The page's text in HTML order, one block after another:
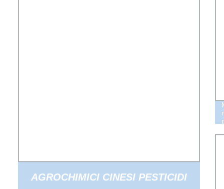
AGROCHIMICI CINESI PESTICIDI